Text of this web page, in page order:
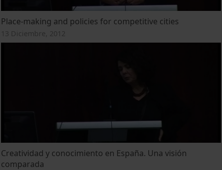
Place-making and policies for competitive cities
13 Diciembre, 2012
Creatividad y conocimiento en España. Una visión
comparada